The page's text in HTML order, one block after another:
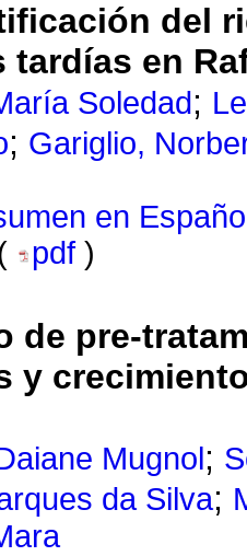
del
tardías en
Soledad ;
; Gariglio,
en
pdf )
de pre-
y
Mugnol ;
da Silva;